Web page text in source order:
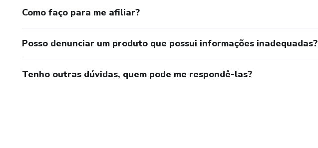
Como faço para me afiliar?
Posso denunciar um produto que possui informações inadequadas?
Tenho outras dúvidas, quem pode me respondê-las?